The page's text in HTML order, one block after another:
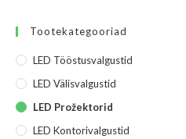
Tootekategooriad
LED Tööstusvalgustid
LED Välisvalgustid
LED Prožektorid
LED Kontorivalgustid